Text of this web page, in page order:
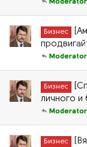
Moderator
Бизнес
Moderator
Бизнес
личного и
Moderator
Бизнес